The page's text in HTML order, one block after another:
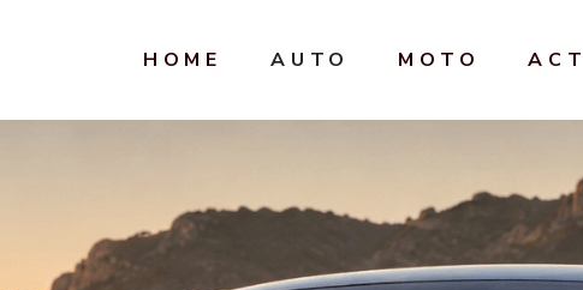
HOME AUTO MOTO